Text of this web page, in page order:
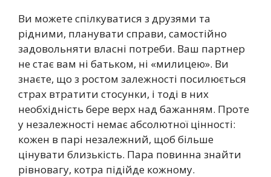
Ви можете спілкуватися з друзями та
рідними, планувати справи, самостійно
задовольняти власні потреби. Ваш партнер
не стає вам ні батьком, ні «милицею». Ви
знаєте, що з ростом залежності посилюється
страх втратити стосунки, і тоді в них
необхідність бере верх над бажанням. Проте
у незалежності немає абсолютної цінності:
кожен в парі незалежний, щоб більше
цінувати близькість. Пара повинна знайти
рівновагу, котра підійде кожному.